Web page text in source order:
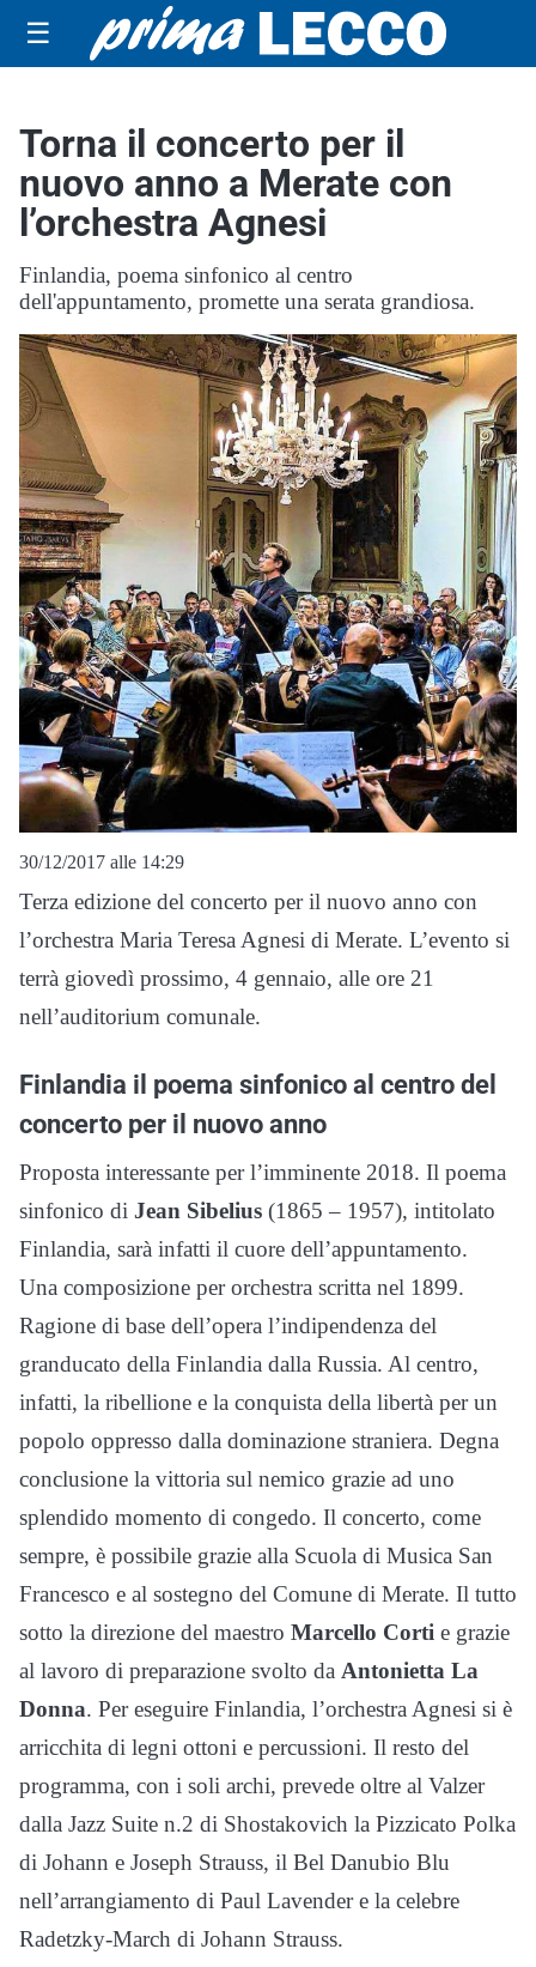
☰
Torna il concerto per il
nuovo anno a Merate con
l’orchestra Agnesi
Finlandia, poema sinfonico al centro
dell'appuntamento, promette una serata grandiosa.
30/12/2017 alle 14:29
Terza edizione del concerto per il nuovo anno con
l’orchestra Maria Teresa Agnesi di Merate. L’evento si
terrà giovedì prossimo, 4 gennaio, alle ore 21
nell’auditorium comunale.
Finlandia il poema sinfonico al centro del
concerto per il nuovo anno
Proposta interessante per l’imminente 2018. Il poema
sinfonico di Jean Sibelius (1865 – 1957), intitolato
Finlandia, sarà infatti il cuore dell’appuntamento.
Una composizione per orchestra scritta nel 1899.
Ragione di base dell’opera l’indipendenza del
granducato della Finlandia dalla Russia. Al centro,
infatti, la ribellione e la conquista della libertà per un
popolo oppresso dalla dominazione straniera. Degna
conclusione la vittoria sul nemico grazie ad uno
splendido momento di congedo. Il concerto, come
sempre, è possibile grazie alla Scuola di Musica San
Francesco e al sostegno del Comune di Merate. Il tutto
sotto la direzione del maestro Marcello Corti e grazie
al lavoro di preparazione svolto da Antonietta La
Donna. Per eseguire Finlandia, l’orchestra Agnesi si è
arricchita di legni ottoni e percussioni. Il resto del
programma, con i soli archi, prevede oltre al Valzer
dalla Jazz Suite n.2 di Shostakovich la Pizzicato Polka
di Johann e Joseph Strauss, il Bel Danubio Blu
nell’arrangiamento di Paul Lavender e la celebre
Radetzky-March di Johann Strauss.